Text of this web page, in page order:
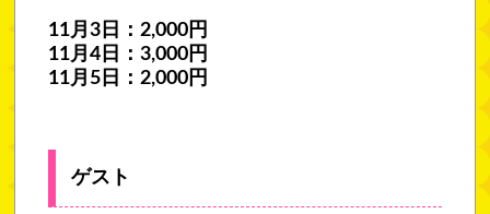
11月3日：2,000円
11月4日：3,000円
11月5日：2,000円
ゲスト